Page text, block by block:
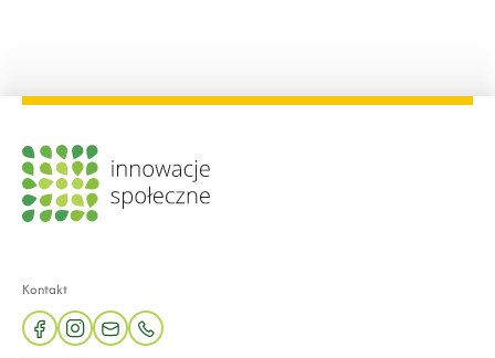
Kontakt
facebookinstagram
mail phone